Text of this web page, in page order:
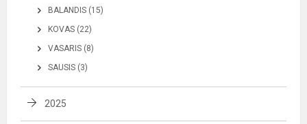
BALANDIS (15)
KOVAS (22)
VASARIS (8)
SAUSIS (3)
2025